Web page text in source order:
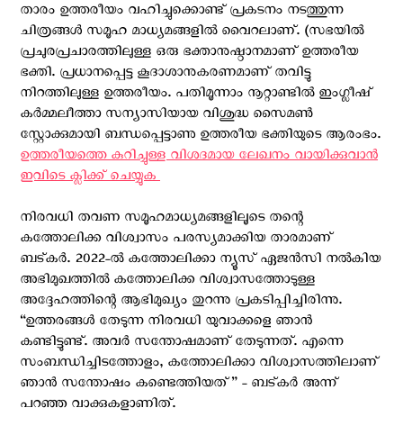
താരം ഉത്തരീയം വഹിച്ചുക്കൊണ്ട് പ്രകടനം നടത്തുന്ന
ചിത്രങ്ങള്‍ സമൂഹ മാധ്യമങ്ങളില്‍ വൈറലാണ്. (സഭയിൽ
പ്രചുരപ്രചാരത്തിലുള്ള ഒരു ഭക്താനുഷ്ഠാനമാണ് ഉത്തരീയ
ഭക്തി. പ്രധാനപ്പെട്ട കൂദാശാനുകരണമാണ് തവിട്ടു
നിറത്തിലുള്ള ഉത്തരീയം. പതിമൂന്നാം നൂറ്റാണ്ടിൽ ഇംഗ്ലീഷ്
കർമ്മലീത്താ സന്യാസിയായ വിശുദ്ധ സൈമൺ
സ്റ്റോക്കുമായി ബന്ധപ്പെട്ടാണു ഉത്തരീയ ഭക്തിയുടെ ആരംഭം.
ഉത്തരീയത്തെ കുറിച്ചുള്ള വിശദമായ ലേഖനം വായിക്കുവാന്‍
ഇവിടെ ക്ലിക്ക് ചെയ്യുക ‍
നിരവധി തവണ സമൂഹമാധ്യമങ്ങളിലൂടെ തന്റെ
കത്തോലിക്ക വിശ്വാസം പരസ്യമാക്കിയ താരമാണ്
ബട്കര്‍. 2022-ല്‍ കത്തോലിക്കാ ന്യൂസ് ഏജന്‍സി നല്‍കിയ
അഭിമുഖത്തില്‍ കത്തോലിക്ക വിശ്വാസത്തോടുള്ള
അദ്ദേഹത്തിന്റെ ആഭിമുഖ്യം തുറന്നു പ്രകടിപ്പിച്ചിരിന്നു.
“ഉത്തരങ്ങള്‍ തേടുന്ന നിരവധി യുവാക്കളെ ഞാന്‍
കണ്ടിട്ടുണ്ട്. അവര്‍ സന്തോഷമാണ് തേടുന്നത്. എന്നെ
സംബന്ധിച്ചിടത്തോളം, കത്തോലിക്കാ വിശ്വാസത്തിലാണ്
ഞാന്‍ സന്തോഷം കണ്ടെത്തിയത്” - ബട്കര്‍ അന്ന്
പറഞ്ഞ വാക്കുകളാണിത്.